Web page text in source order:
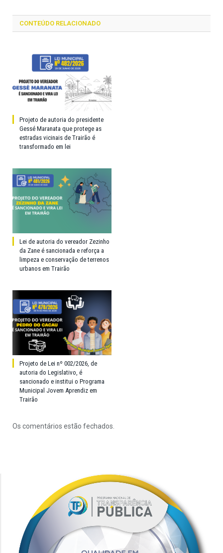
CONTEÚDO RELACIONADO
Projeto de autoria do presidente
Gessé Maranata que protege as
estradas vicinais de Trairão é
transformado em lei
Lei de autoria do vereador Zezinho
da Zane é sancionada e reforça a
limpeza e conservação de terrenos
urbanos em Trairão
Projeto de Lei nº 002/2026, de
autoria do Legislativo, é
sancionado e institui o Programa
Municipal Jovem Aprendiz em
Trairão
Os comentários estão fechados.